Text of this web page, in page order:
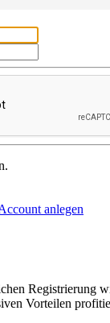
anlegen
Registrierung
Vorteilen